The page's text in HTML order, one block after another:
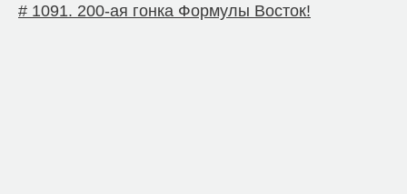
# 1091. 200-ая гонка Формулы Восток!